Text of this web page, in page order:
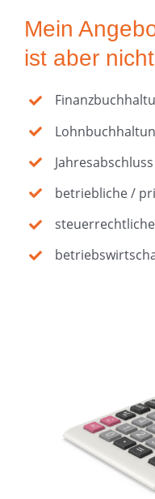
Mein
ist aber
Jahresabschluss
betriebliche /